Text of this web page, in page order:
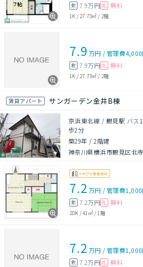
敷 7.9万円 礼 無料
1K /27.73㎡ / 2階
7.9 万円 /管理費4,000
敷 7.9万円 礼 無料
1K / 27.73㎡ / 2階
賃貸アパート サンガーデン金井B棟
京浜東北線 / 鶴見駅 バス
歩2分
築29年 /2階建
神奈川県横浜市鶴見区北
7.2 万円 /管理費1,000
敷 7.2万円 礼 無料
2DK /41㎡/1階
7.2 万円 /管理費1,000
敷 7.2万円 礼 無料